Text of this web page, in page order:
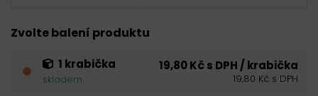
Zvolte balení produktu
1 krabička
skladem
19,80 Kč s DPH / krabička
19,80 Kč s DPH